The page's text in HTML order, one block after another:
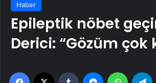
Haber
Epileptik nöbet
Derici: “Gözüm çok
Facebook Tumblr MessengerWhatsApp